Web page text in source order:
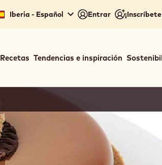
Iberia - Español Entrar
Recetas Tendencias e inspiración